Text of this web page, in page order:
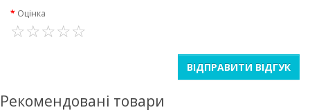
Оцінка
ВІДПРАВИТИ ВІДГУК
Рекомендовані товари